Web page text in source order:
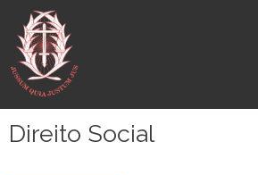
para
conteúdo
Direito Social